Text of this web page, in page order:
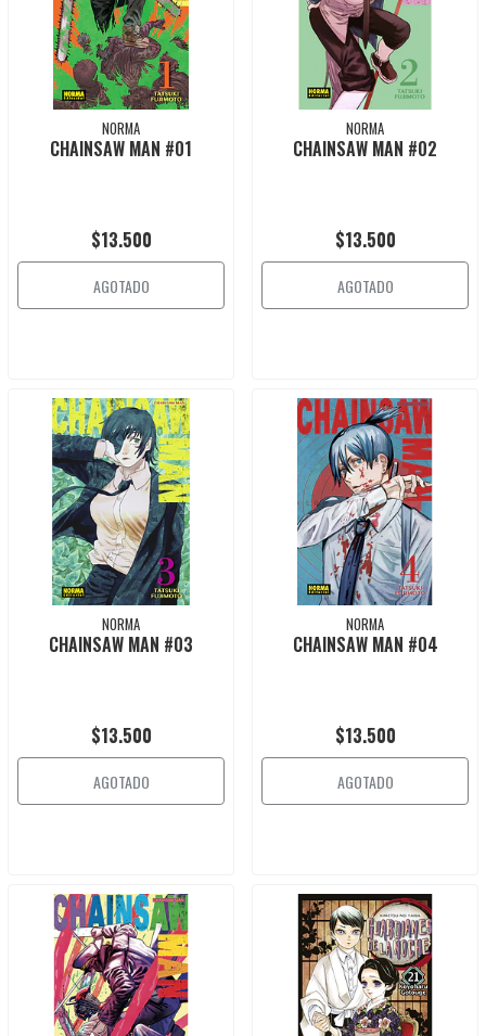
NORMA
CHAINSAW MAN #01
$13.500
AGOTADO
NORMA
CHAINSAW MAN #02
$13.500
AGOTADO
NORMA
CHAINSAW MAN #03
$13.500
AGOTADO
NORMA
CHAINSAW MAN #04
$13.500
AGOTADO